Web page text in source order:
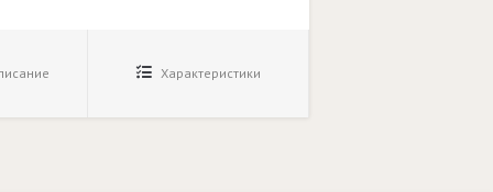
Характеристики